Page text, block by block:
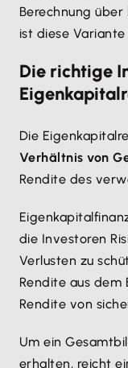
Berechnung über
ist diese Variante
Die richtige
Die
Verhältnis von
Rendite des
die Investoren
Verlusten zu
Rendite aus dem
Rendite von
Um ein
erhalten, reicht